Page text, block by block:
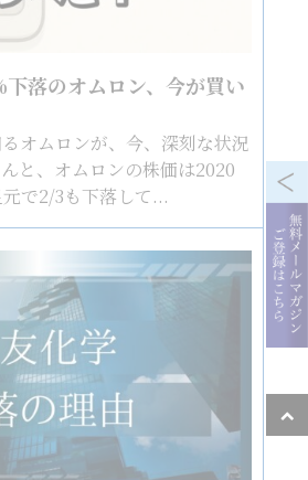
落のオムロン、今が買い
オムロンが、今、深刻な状況
と、オムロンの株価は2020
で2/3も下落して...